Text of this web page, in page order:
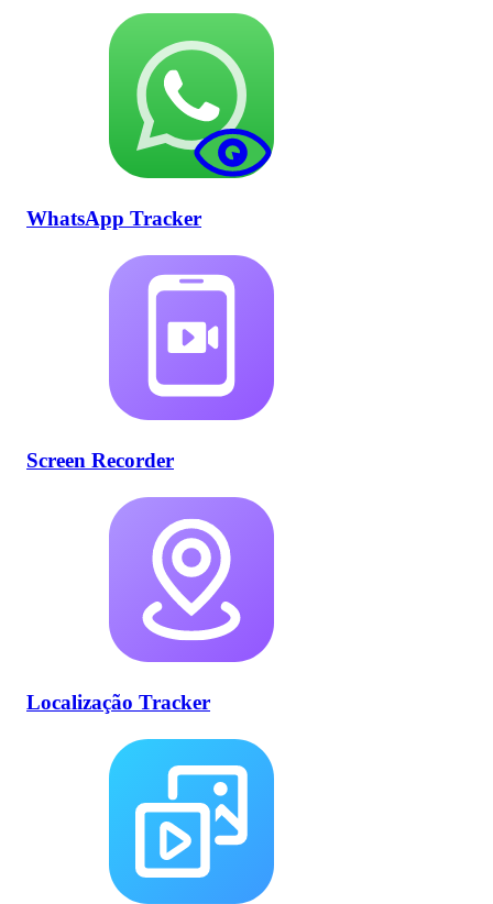
WhatsApp Tracker
Screen Recorder
Localização Tracker